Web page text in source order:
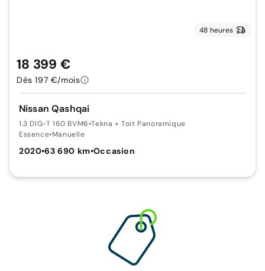
48 heures
Nissan Qashqai
1.3 DIG-T 160 BVM6•Tekna + Toit Panoramique
Essence•Manuelle
2020•63 690 km•Occasion
18 399 €
Dès 197 €/mois